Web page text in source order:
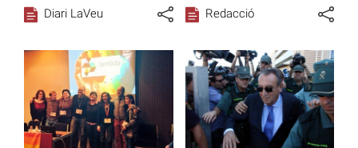
Diari LaVeu Redacció